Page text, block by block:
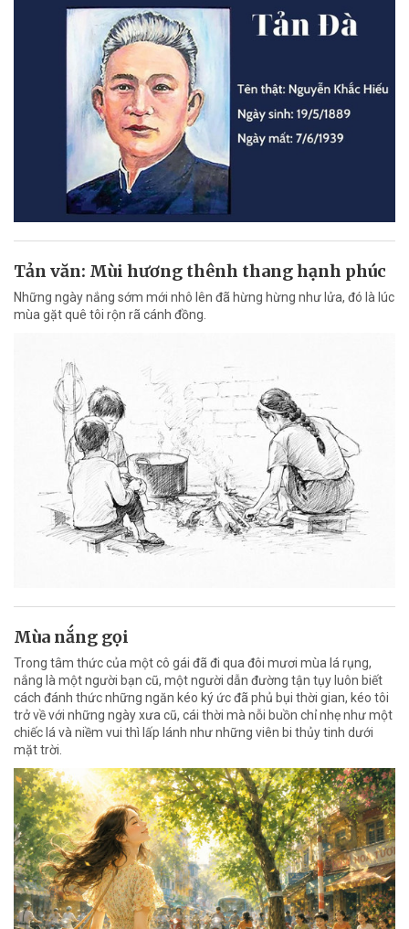
Tản văn: Mùi hương thênh thang hạnh phúc
Những ngày nắng sớm mới nhô lên đã hừng hừng như lửa, đó là lúc
mùa gặt quê tôi rộn rã cánh đồng.
Mùa nắng gọi
Trong tâm thức của một cô gái đã đi qua đôi mươi mùa lá rụng,
nắng là một người bạn cũ, một người dẫn đường tận tụy luôn biết
cách đánh thức những ngăn kéo ký ức đã phủ bụi thời gian, kéo tôi
trở về với những ngày xưa cũ, cái thời mà nỗi buồn chỉ nhẹ như một
chiếc lá và niềm vui thì lấp lánh như những viên bi thủy tinh dưới
mặt trời.